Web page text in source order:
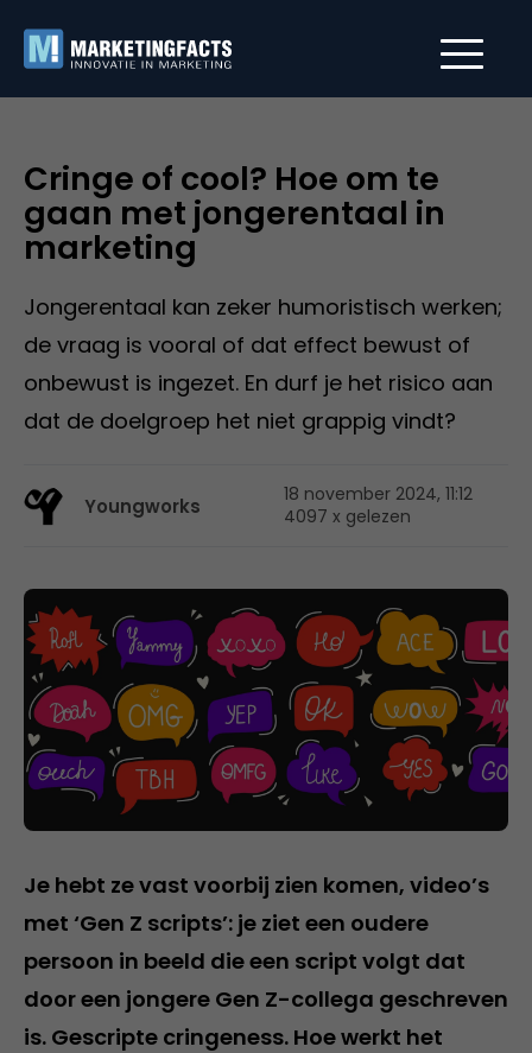
Cringe of cool? Hoe om te
gaan met jongerentaal in
marketing
Jongerentaal kan zeker humoristisch werken;
de vraag is vooral of dat effect bewust of
onbewust is ingezet. En durf je het risico aan
dat de doelgroep het niet grappig vindt?
Youngworks
18 november 2024, 11:12
4097 x gelezen
Je hebt ze vast voorbij zien komen, video’s
met ‘Gen Z scripts’: je ziet een oudere
persoon in beeld die een script volgt dat
door een jongere Gen Z-collega geschreven
is. Gescripte cringeness. Hoe werkt het